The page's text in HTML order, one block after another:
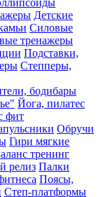
Детские
Силовые
тренажеры
Подставки,
Степперы,
бодибары
Йога, пилатес
фит
Обручи
Гири мягкие
тренинг
релиз Палки
Поясы,
Степ-платформы